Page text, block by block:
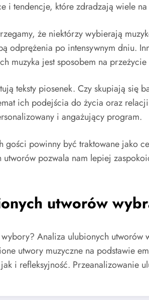
i tendencje, które zdradzają wiele
że niektórzy wybierają
odprężenia po intensywnym dniu.
muzyka jest sposobem na
teksty piosenek. Czy skupiają
ich podejścia do życia oraz
i angażujący program.
gości powinny być traktowane jako
pozwala nam lepiej
utworów
Analiza ulubionych utworów
utwory muzyczne na podstawie
i refleksyjność. Przeanalizowanie